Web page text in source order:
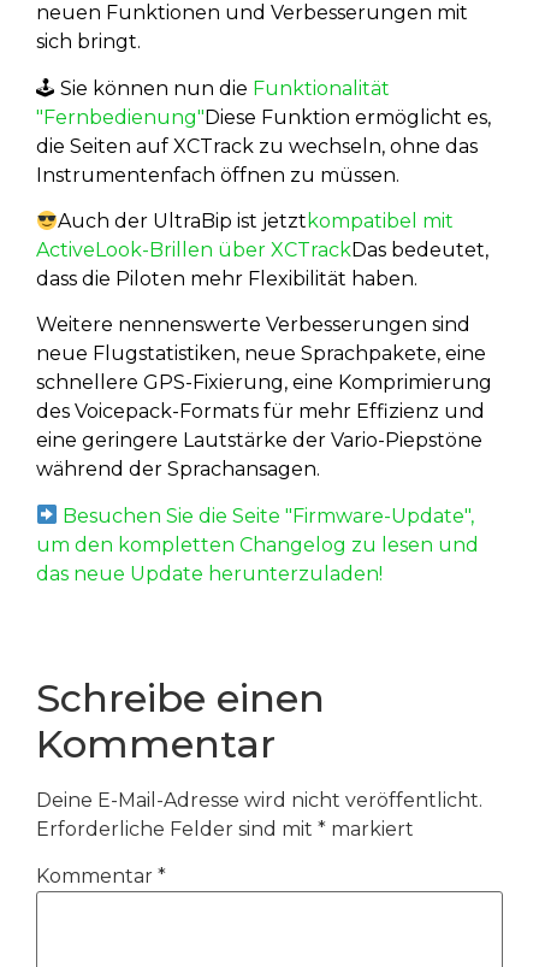
neuen Funktionen und Verbesserungen mit
sich bringt.
🕹 Sie können nun die Funktionalität
"Fernbedienung"Diese Funktion ermöglicht es,
die Seiten auf XCTrack zu wechseln, ohne das
Instrumentenfach öffnen zu müssen.
Auch der UltraBip ist jetzt kompatibel mit
ActiveLook-Brillen über XCTrackDas bedeutet,
dass die Piloten mehr Flexibilität haben.
Weitere nennenswerte Verbesserungen sind
neue Flugstatistiken, neue Sprachpakete, eine
schnellere GPS-Fixierung, eine Komprimierung
des Voicepack-Formats für mehr Effizienz und
eine geringere Lautstärke der Vario-Piepstöne
während der Sprachansagen.
Besuchen Sie die Seite "Firmware-Update",
um den kompletten Changelog zu lesen und
das neue Update herunterzuladen!
Schreibe einen
Kommentar
Deine E-Mail-Adresse wird nicht veröffentlicht.
Erforderliche Felder sind mit * markiert
Kommentar *